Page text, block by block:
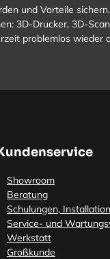
und Vorteile sichern.
3D-Drucker, 3D-
problemlos wieder
Showroom
Beratung
Schulungen,
Service- und
Werkstatt
Großkunde